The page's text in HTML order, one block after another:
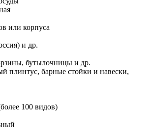
или корпуса
и др.
бутылочницы и др.
плинтус, барные стойки и навески,
100 видов)